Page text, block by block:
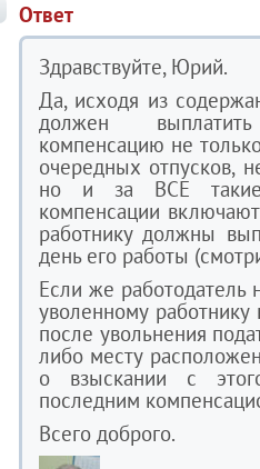
Ответ
Здравствуйте, Юрий.
Да, исходя из
должен
компенсацию не
очередных отпусков,
но и за ВСЕ такие
компенсации
работнику должны
день его работы
Если же работодатель
уволенному
после увольнения
либо месту
о взыскании с
последним
Всего доброго.